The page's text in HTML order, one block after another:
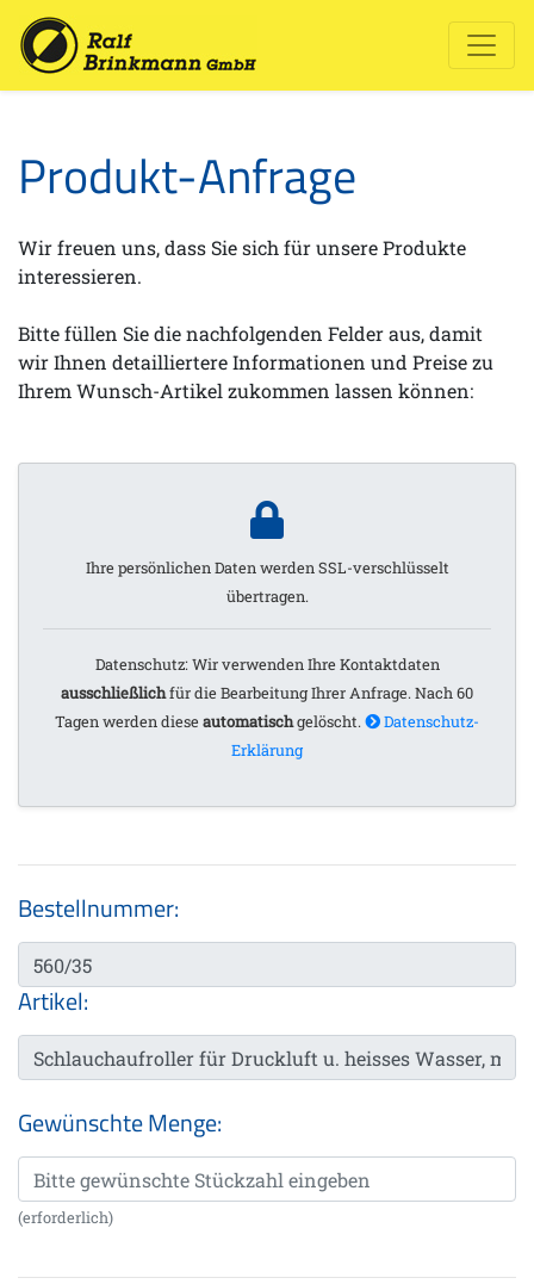
Produkt-Anfrage
Wir freuen uns, dass Sie sich für unsere Produkte
interessieren.
Bitte füllen Sie die nachfolgenden Felder aus, damit
wir Ihnen detailliertere Informationen und Preise zu
Ihrem Wunsch-Artikel zukommen lassen können:
Ihre persönlichen Daten werden SSL-verschlüsselt
übertragen.
Datenschutz: Wir verwenden Ihre Kontaktdaten
ausschließlichfür die Bearbeitung Ihrer Anfrage. Nach 60
Tagen werden diese automatischgelöscht.
Datenschutz-
Erklärung
Bestellnummer:
Artikel:
Gewünschte Menge:
(erforderlich)